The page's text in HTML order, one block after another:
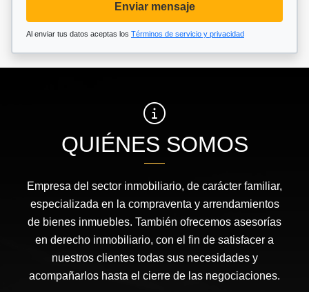
Enviar mensaje
Al enviar tus datos aceptas los Términos de servicio y privacidad
QUIÉNES SOMOS
Empresa del sector inmobiliario, de carácter familiar,
especializada en la compraventa y arrendamientos
de bienes inmuebles. También ofrecemos asesorías
en derecho inmobiliario, con el fin de satisfacer a
nuestros clientes todas sus necesidades y
acompañarlos hasta el cierre de las negociaciones.